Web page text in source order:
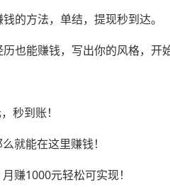
的方法，单结，提现秒到达。
也能赚钱，写出你的风格，开
秒到账！
就能在这里赚钱！
赚1000元轻松可实现！